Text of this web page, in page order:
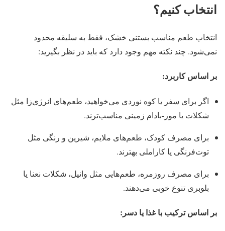
انتخاب کنیم؟
انتخاب طعم مناسب بستنی خشک، فقط به سلیقه محدود
نمی‌شود. چند نکته مهم وجود دارد که باید در نظر بگیرید:
بر اساس کاربرد:
اگر برای سفر یا کوه‌ نوردی می‌خواهید، طعم‌های انرژی‌زا مثل
شکلات یا موز-بادام زمینی مناسب‌ترند.
برای مصرف کودک، طعم‌های ملایم، شیرین و رنگی مثل
توت‌فرنگی یا کاراملی بهترند.
برای مصرف روزمره، طعم‌هایی مثل وانیل، شکلات نعنا یا
بلوبری تنوع خوبی می‌دهند.
بر اساس ترکیب با غذا یا دسر: